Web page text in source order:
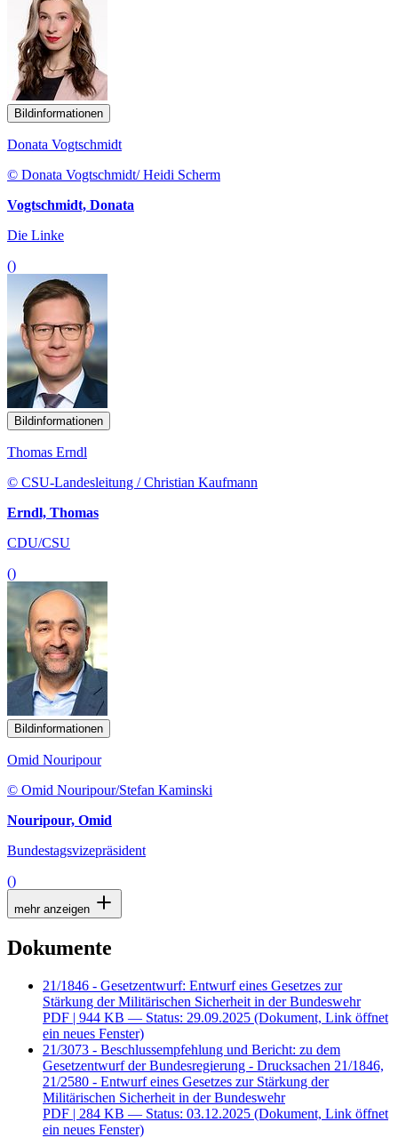
Bildinformationen
Donata Vogtschmidt
© Donata Vogtschmidt/ Heidi Scherm
Vogtschmidt, Donata
Die Linke
()
Bildinformationen
Thomas Erndl
© CSU-Landesleitung / Christian Kaufmann
Erndl, Thomas
CDU/CSU
()
Bildinformationen
Omid Nouripour
© Omid Nouripour/Stefan Kaminski
Nouripour, Omid
Bundestagsvizepräsident
()
mehr anzeigen
Dokumente
21/1846 - Gesetzentwurf: Entwurf eines Gesetzes zur
Stärkung der Militärischen Sicherheit in der Bundeswehr
PDF | 944 KB — Status: 29.09.2025 (Dokument, Link öffnet
ein neues Fenster)
21/3073 - Beschlussempfehlung und Bericht: zu dem
Gesetzentwurf der Bundesregierung - Drucksachen 21/1846,
21/2580 - Entwurf eines Gesetzes zur Stärkung der
Militärischen Sicherheit in der Bundeswehr
PDF | 284 KB — Status: 03.12.2025 (Dokument, Link öffnet
ein neues Fenster)